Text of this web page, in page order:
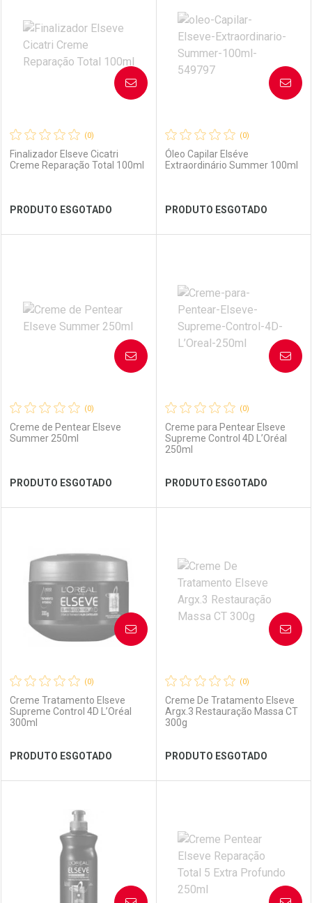
Laboratório
Ver Desconto Convênio
Por Menos Laboratório
Ver Desconto Convênio
Por Menos
(0)
Finalizador Elseve Cicatri
Creme Reparação Total 100ml
PRODUTO ESGOTADO
AVISE-ME
Ver Desconto Convênio
(0)
Óleo Capilar Elséve
Extraordinário Summer 100ml
PRODUTO ESGOTADO
AVISE-ME
Laboratório
Ver Desconto Convênio
Por Menos
(0)
Creme de Pentear Elseve
Summer 250ml
PRODUTO ESGOTADO
AVISE-ME
Laboratório
Ver Desconto Convênio
Por Menos
(0)
Creme para Pentear Elseve
Supreme Control 4D L’Oréal
250ml
PRODUTO ESGOTADO
AVISE-ME
Laboratório
Ver Desconto Convênio
Por Menos
(0)
Creme Tratamento Elseve
Supreme Control 4D L’Oréal
300ml
PRODUTO ESGOTADO
AVISE-ME
Laboratório
Por Menos
(0)
Creme De Tratamento Elseve
Argx.3 Restauração Massa CT
300g
PRODUTO ESGOTADO
AVISE-ME
Laboratório
Por Menos